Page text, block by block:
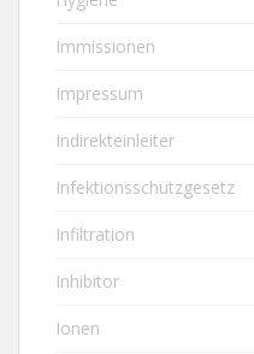
Immissionen
Impressum
Indirekteinleiter
Infektionsschutzgesetz
Infiltration
Inhibitor
Ionen